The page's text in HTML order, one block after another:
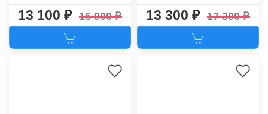
OPEN РУНО-1
13 100 16 900
ДЛЯ ТЕЛЕВИЗОРА №5
13 300 17 300